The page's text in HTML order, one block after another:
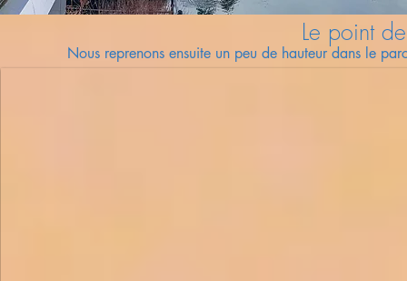
Le point
Nous reprenons ensuite un peu de hauteur dans le